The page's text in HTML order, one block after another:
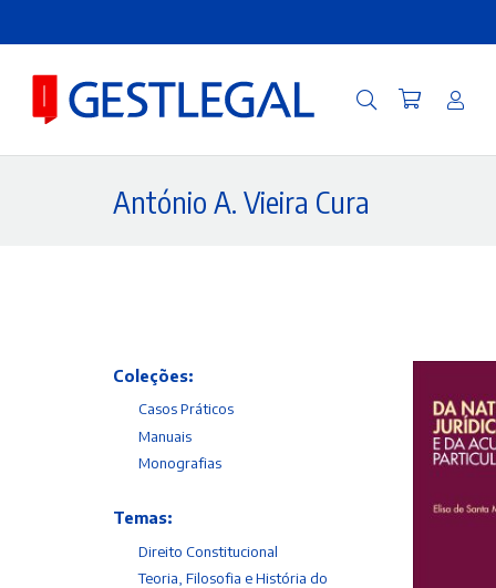
António A. Vieira Cura
Coleções:
Casos Práticos
Manuais
Monografias
Temas:
Direito Constitucional
Teoria, Filosofia e História do